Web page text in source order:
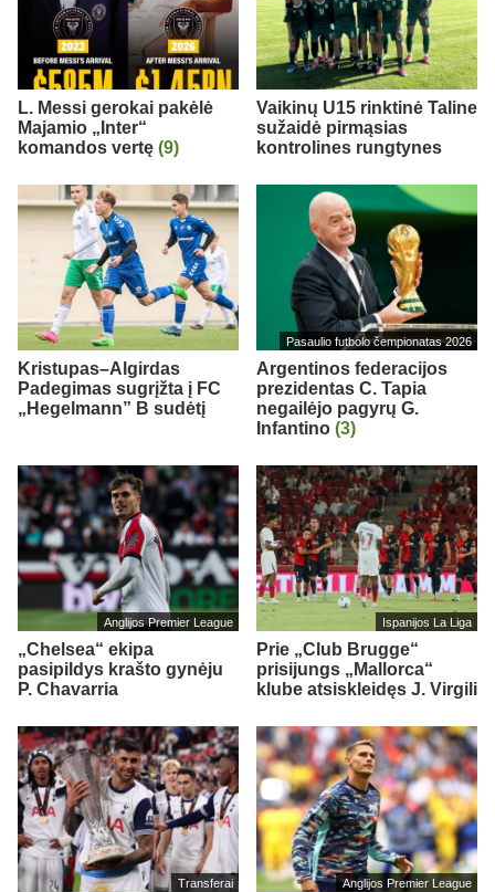
L. Messi gerokai pakėlė
Majamio „Inter“
komandos vertę (9)
Vaikinų U15 rinktinė Taline
sužaidė pirmąsias
kontrolines rungtynes
Kristupas–Algirdas
Padegimas sugrįžta į FC
„Hegelmann” B sudėtį
Pasaulio futbolo čempionatas 2026
Argentinos federacijos
prezidentas C. Tapia
negailėjo pagyrų G.
Infantino (3)
Anglijos Premier League
„Chelsea“ ekipa
pasipildys krašto gynėju
P. Chavarria
Ispanijos La Liga
Prie „Club Brugge“
prisijungs „Mallorca“
klube atsiskleidęs J. Virgili
Transferai Anglijos Premier League